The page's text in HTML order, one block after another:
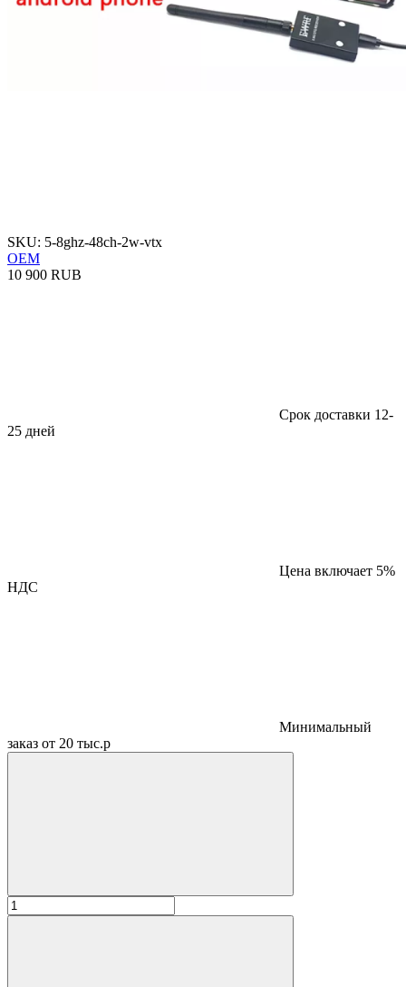
SKU: 5-8ghz-48ch-2w-vtx
OEM
10 900 RUB
Срок доставки 12-
25 дней
Цена включает 5%
НДС
Минимальный
заказ от 20 тыс.р